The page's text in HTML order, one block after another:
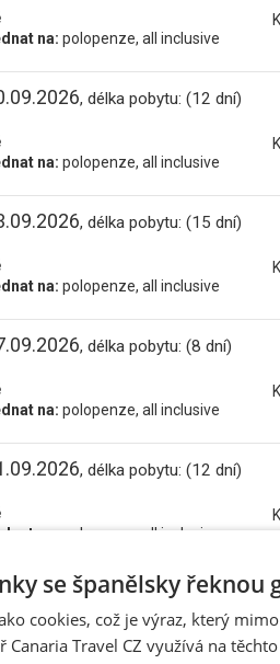
na: polopenze, all inclusive
, délka pobytu: (12 dní)
na: polopenze, all inclusive
, délka pobytu: (15 dní)
na: polopenze, all inclusive
, délka pobytu: (8 dní)
na: polopenze, all inclusive
, délka pobytu: (12 dní)
na:polopenze, all inclusive
, délka pobytu: (15 dní)
na:polopenze, all inclusive
se španělsky řeknou
cookies, což je výraz, který
Canaria Travel CZ využívá na